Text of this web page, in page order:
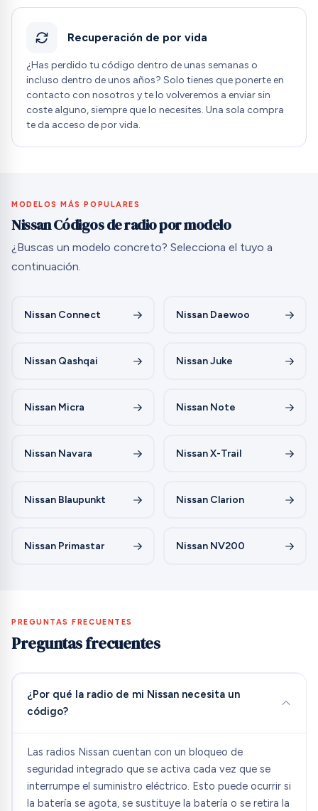
Recuperación de por vida
¿Has perdido tu código dentro de unas semanas o
incluso dentro de unos años? Solo tienes que ponerte en
contacto con nosotros y te lo volveremos a enviar sin
coste alguno, siempre que lo necesites. Una sola compra
te da acceso de por vida.
MODELOS MÁS POPULARES
Nissan Códigos de radio por modelo
¿Buscas un modelo concreto? Selecciona el tuyo a
continuación.
Nissan Connect Nissan Daewoo
Nissan Qashqai Nissan Juke
Nissan Micra Nissan Note
Nissan Navara Nissan X-Trail
Nissan Blaupunkt Nissan Clarion
Nissan Primastar Nissan NV200
PREGUNTAS FRECUENTES
Preguntas frecuentes
¿Por qué la radio de mi Nissan necesita un
código?
Las radios Nissan cuentan con un bloqueo de
seguridad integrado que se activa cada vez que se
interrumpe el suministro eléctrico. Esto puede ocurrir si
la batería se agota, se sustituye la batería o se retira la